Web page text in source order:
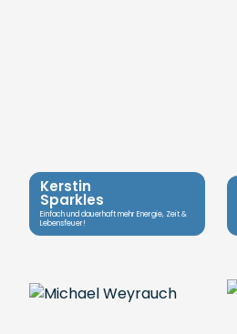
Kerstin
Sparkles
Einfach und dauerhaft mehr Energie, Zeit &
Lebensfeuer!